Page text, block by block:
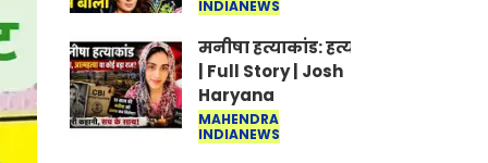
Jantar-Mantar |
CJP protest
INDIANEWS
मनीषा हत्याकांड: हत्या, आत्महत्या या
| Full Story | Josh
Haryana
MAHENDRA
INDIANEWS